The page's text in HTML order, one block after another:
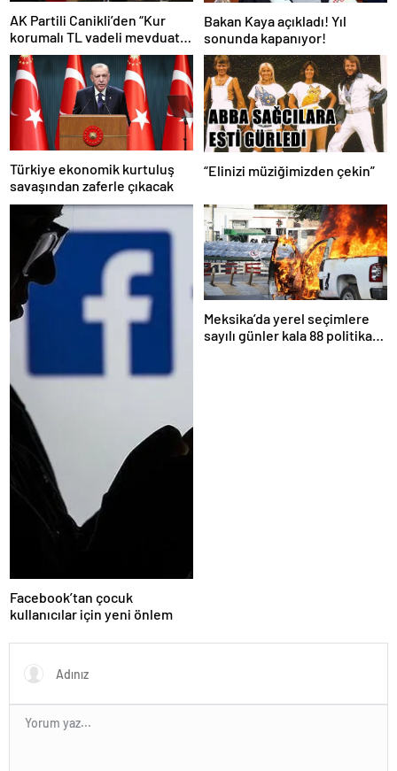
AK Partili Canikli’den “Kur
korumalı TL vadeli mevduat
sistemi” açıklaması!
Bakan Kaya açıkladı! Yıl
sonunda kapanıyor!
Türkiye ekonomik kurtuluş
savaşından zaferle çıkacak
“Elinizi müziğimizden çekin”
Facebook’tan çocuk
kullanıcılar için yeni önlem
Meksika’da yerel seçimlere
sayılı günler kala 88 politikacı